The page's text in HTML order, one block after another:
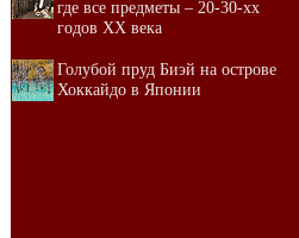
где все предметы – 20-30-хх
годов XX века
Голубой пруд Биэй на острове
Хоккайдо в Японии